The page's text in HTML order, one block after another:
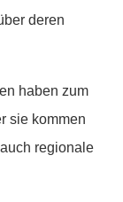
deren
haben zum
sie kommen
regionale